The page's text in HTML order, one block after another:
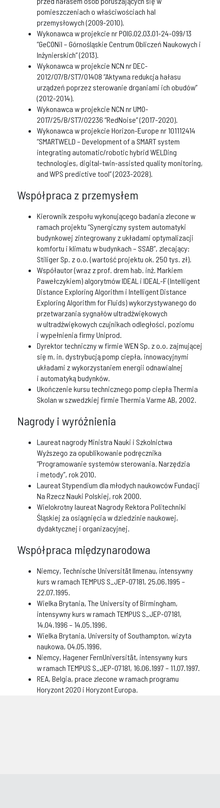
pomieszczeniach o właściwościach hal
przemysłowych (2009-2010).
Wykonawca w projekcie nr POIG.02.03.01-24-099/13
“GeCONiI – Górnośląskie Centrum Obliczeń Naukowych i
Inżynierskich” (2013).
Wykonawca w projekcie NCN nr DEC-
2012/07/B/ST7/01408 “Aktywna redukcja hałasu
urządzeń poprzez sterowanie drganiami ich obudów”
(2012-2014).
Wykonawca w projekcie NCN nr UMO-
2017/25/B/ST7/02236 “RedNoise” (2017-2020).
Wykonawca w projekcie Horizon-Europe nr 101112414
“SMARTWELD – Development of a SMART system
integrating automatic/robotic hybrid WELDing
technologies, digital-twin-assisted quality monitoring,
and WPS predictive tool” (2023-2028).
Współpraca z przemysłem
Kierownik zespołu wykonującego badania zlecone w
ramach projektu “Synergiczny system automatyki
budynkowej zintegrowany z układami optymalizacji
komfortu i klimatu w budynkach – SSAB”, zlecający:
Stiliger Sp. z o.o. (wartość projektu ok. 250 tys. zł).
Współautor (wraz z prof. drem hab. inż. Markiem
Pawełczykiem) algorytmów IDEAL i IDEAL-F (Intelligent
Distance Exploring Algorithm i Intelligent Distance
Exploring Algorithm for Fluids) wykorzystywanego do
przetwarzania sygnałów ultradźwiękowych
w ultradźwiękowych czujnikach odległości, poziomu
i wypełnienia firmy Uniprod.
Dyrektor techniczny w firmie WEN Sp. z o.o. zajmującej
się m. in. dystrybucją pomp ciepła, innowacyjnymi
układami z wykorzystaniem energii odnawialnej
i automatyką budynków.
Ukończenie kursu technicznego pomp ciepła Thermia
Skolan w szwedzkiej firmie Thermia Varme AB, 2002.
Nagrody i wyróżnienia
Laureat nagrody Ministra Nauki i Szkolnictwa
Wyższego za opublikowanie podręcznika
“Programowanie systemów sterowania. Narzędzia
i metody”, rok 2010.
Laureat Stypendium dla młodych naukowców Fundacji
Na Rzecz Nauki Polskiej, rok 2000.
Wielokrotny laureat Nagrody Rektora Politechniki
Śląskiej za osiągnięcia w dziedzinie naukowej,
dydaktycznej i organizacyjnej.
Współpraca międzynarodowa
Niemcy, Technische Universität Ilmenau, intensywny
kurs w ramach TEMPUS S_JEP-07181, 25.06.1995 –
22.07.1995.
Wielka Brytania, The University of Birmingham,
intensywny kurs w ramach TEMPUS S_JEP-07181,
14.04.1996 – 14.05.1996.
Wielka Brytania, University of Southampton, wizyta
naukowa, 04.05.1996.
Niemcy, Hagener FernUniversität, intensywny kurs
w ramach TEMPUS S_JEP-07181, 16.06.1997 – 11.07.1997.
REA, Belgia, prace zlecone w ramach programu
Horyzont 2020 i Horyzont Europa.